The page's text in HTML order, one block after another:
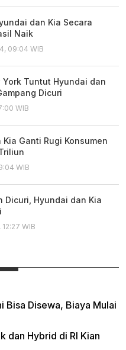
dan Kia Secara
Naik
09:04 WIB
York Tuntut Hyundai dan
Dicuri
WIB
Ganti Rugi Konsumen
WIB
Dicuri, Hyundai dan Kia
WIB
Bisa Disewa, Biaya Mulai
dan Hybrid di RI Kian